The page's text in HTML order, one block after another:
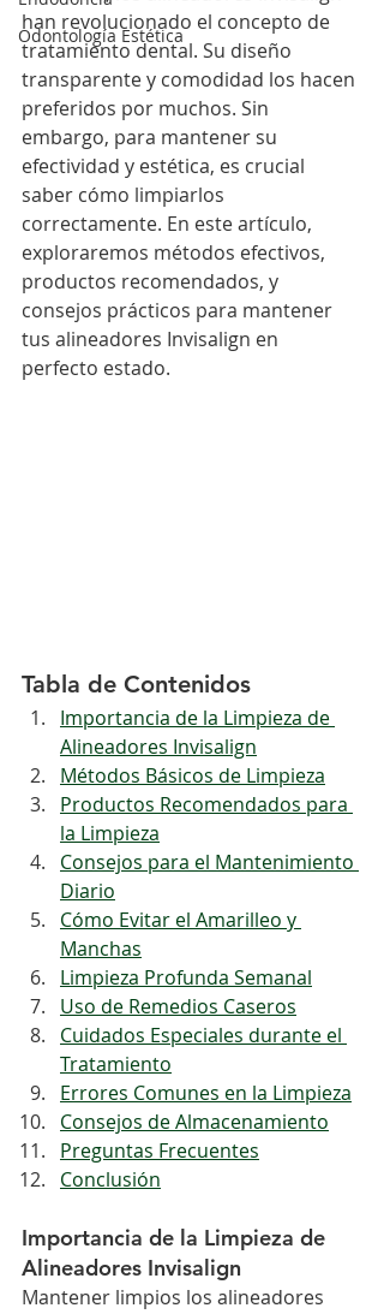
Odontología Estética
han revolucionado el concepto de
tratamiento dental. Su diseño
transparente y comodidad los hacen
preferidos por muchos. Sin
embargo, para mantener su
efectividad y estética, es crucial
saber cómo limpiarlos
correctamente. En este artículo,
exploraremos métodos efectivos,
productos recomendados, y
consejos prácticos para mantener
tus alineadores Invisalign en
perfecto estado.
Tabla de Contenidos
Importancia de la Limpieza de
Alineadores Invisalign
Métodos Básicos de Limpieza
Productos Recomendados para
la Limpieza
Consejos para el Mantenimiento
Diario
Cómo Evitar el Amarilleo y
Manchas
Limpieza Profunda Semanal
Uso de Remedios Caseros
Cuidados Especiales durante el
Tratamiento
Errores Comunes en la Limpieza
Consejos de Almacenamiento
Preguntas Frecuentes
Conclusión
Importancia de la Limpieza de
Alineadores Invisalign
Mantener limpios los alineadores